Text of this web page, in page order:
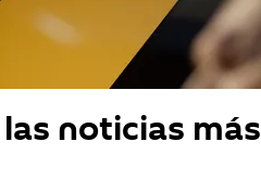
noticias más